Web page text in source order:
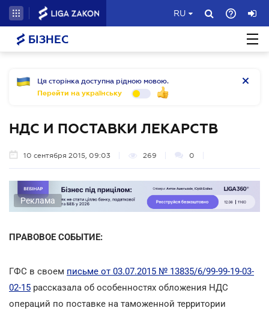
RU
БІЗНЕС
Ця сторінка доступна рідною мовою.
Перейти на українську
НДС И ПОСТАВКИ ЛЕКАРСТВ
10 сентября 2015, 09:03 269 0
Реклама
ПРАВОВОЕ СОБЫТИЕ:
ГФС в своем письме от 03.07.2015 № 13835/6/99-99-19-03-
02-15 рассказала об особенностях обложения НДС
операций по поставке на таможенной территории